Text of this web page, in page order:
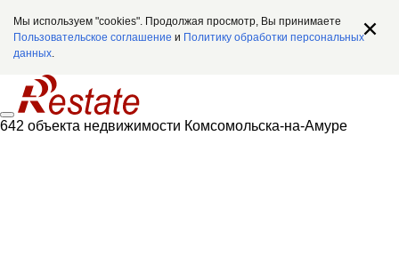
Мы используем "cookies". Продолжая просмотр, Вы принимаете
Пользовательское соглашение и Политику обработки персональных
данных.
642 объекта недвижимости Комсомольска-на-Амуре